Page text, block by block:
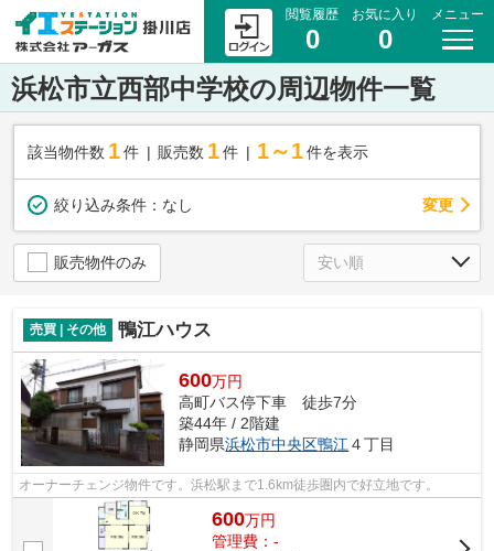
閲覧履歴
0
お気に入り
0
メニュー
浜松市立西部中学校の周辺物件一覧
該当物件数 1件 販売数 1 件 1～1 件を表示
絞り込み条件： なし 変更
販売物件のみ
売買 | その他 鴨江ハウス
600万円
高町バス停下車 徒歩7分
築44年 / 2階建
静岡県浜松市中央区鴨江４丁目
オーナーチェンジ物件です。浜松駅まで1.6km徒歩圏内で好立地です。
600万円
管理費：-